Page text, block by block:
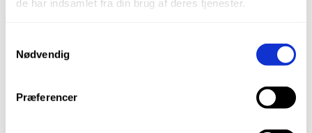
de har indsamlet fra din brug af deres tjenester.
Nødvendig
Præferencer